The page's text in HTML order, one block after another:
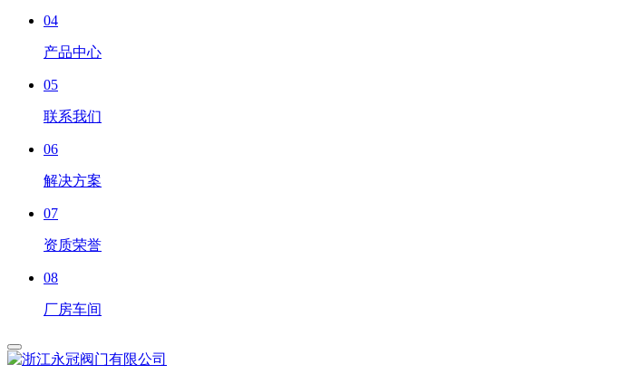
04
产品中心
05
联系我们
06
解决方案
07
资质荣誉
08
厂房车间